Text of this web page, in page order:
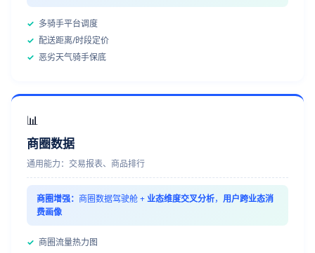
✓ 多骑手平台调度
✓ 配送距离/时段定价
✓ 恶劣天气骑手保底
📊
商圈数据
通用能力：交易报表、商品排行
商圈增强： 商圈数据驾驶舱 +业态维度交叉分析， 用户跨业态消
费画像
✓ 商圈流量热力图